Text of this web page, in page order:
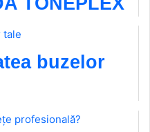
buzelor